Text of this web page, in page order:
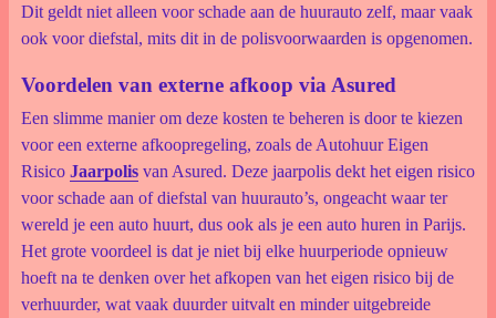
Dit geldt niet alleen voor schade aan de huurauto zelf, maar vaak
ook voor diefstal, mits dit in de polisvoorwaarden is opgenomen.
Voordelen van externe afkoop via Asured
Een slimme manier om deze kosten te beheren is door te kiezen
voor een externe afkoopregeling, zoals de Autohuur Eigen
Risico Jaarpolisvan Asured. Deze jaarpolis dekt het eigen risico
voor schade aan of diefstal van huurauto’s, ongeacht waar ter
wereld je een auto huurt, dus ook als je een auto huren in Parijs.
Het grote voordeel is dat je niet bij elke huurperiode opnieuw
hoeft na te denken over het afkopen van het eigen risico bij de
verhuurder, wat vaak duurder uitvalt en minder uitgebreide